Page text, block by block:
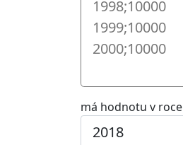
má hodnotu v roce